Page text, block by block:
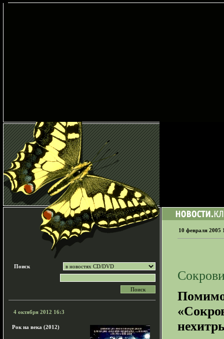
Поиск
4 октября 2012 16:3
Рок на века (2012)
10 февраля 2005
Помимо